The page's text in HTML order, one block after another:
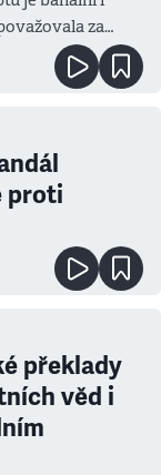
za
proti
překlady
věd i